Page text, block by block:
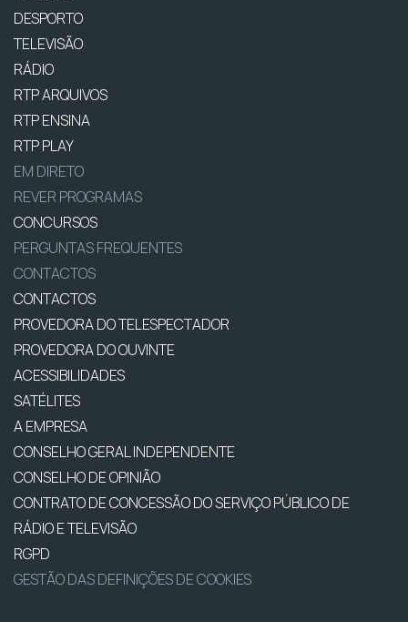
DESPORTO
TELEVISÃO
RÁDIO
RTP ARQUIVOS
RTP ENSINA
RTP PLAY
EM DIRETO
REVER PROGRAMAS
CONCURSOS
PERGUNTAS FREQUENTES
CONTACTOS
CONTACTOS
PROVEDORA DO TELESPECTADOR
PROVEDORA DO OUVINTE
ACESSIBILIDADES
SATÉLITES
A EMPRESA
CONSELHO GERAL INDEPENDENTE
CONSELHO DE OPINIÃO
CONTRATO DE CONCESSÃO DO SERVIÇO PÚBLICO DE
RÁDIO E TELEVISÃO
RGPD
GESTÃO DAS DEFINIÇÕES DE COOKIES